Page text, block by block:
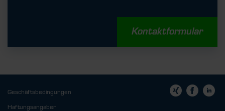
Kontaktformular
Geschäftsbedingungen
Haftungsangaben